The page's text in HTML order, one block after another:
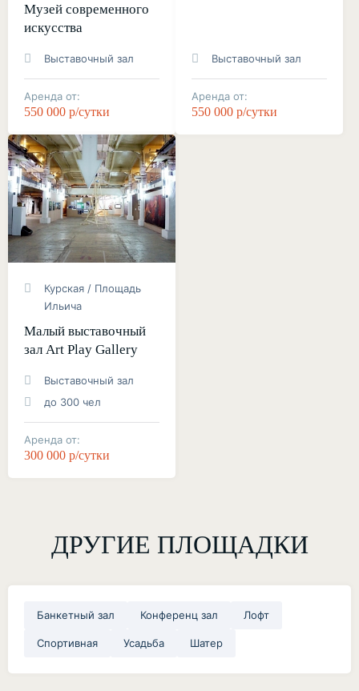
Музей современного
искусства
Выставочный зал
Аренда от:
550 000 р/сутки
Выставочный зал
Аренда от:
550 000 р/сутки
Курская / Площадь
Ильича
Малый выставочный
зал Art Play Gallery
Выставочный зал
до 300 чел
Аренда от:
300 000 р/сутки
ДРУГИЕ ПЛОЩАДКИ
Банкетный зал Конференц зал Лофт
Спортивная Усадьба Шатер